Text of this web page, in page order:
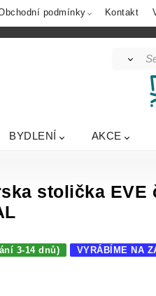
podmínky Kontakt
BYDLENÍ AKCE
stolička EVE
3-14 dnů) VYRÁBÍME NA